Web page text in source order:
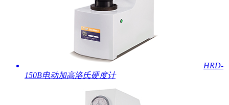
HRD-
150B电动加高洛氏硬度计